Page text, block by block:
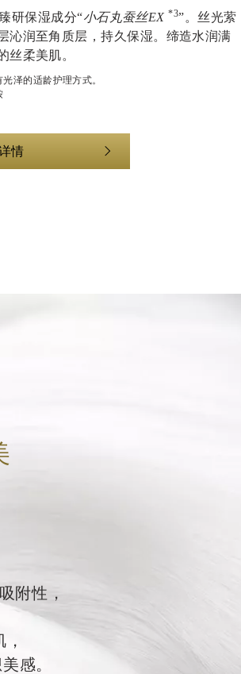
研保湿成分“小石丸蚕丝EX*3”。丝光萦
沁润至角质层，持久保湿。缔造水润满
丝柔美肌。
泽的适龄护理方式。
情
附性，
感。